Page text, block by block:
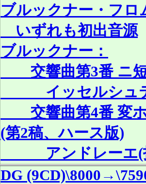
ブルックナー・フロ
いずれも初出音源
ブルックナー：
交響曲第3番 ニ短
イッセルシュテ
交響曲第4番 変ホ
(第2稿、ハース版)
アンドレーエ(指
DG